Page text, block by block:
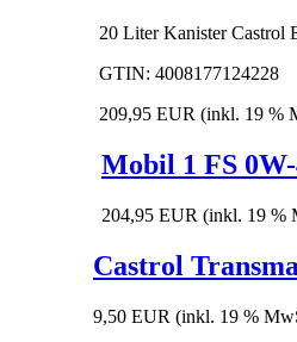
20 Liter Kanister Castrol
GTIN: 4008177124228
209,95 EUR (inkl. 19 %
Mobil 1 FS
204,95 EUR (inkl. 19 %
Castrol
9,50 EUR (inkl. 19 %